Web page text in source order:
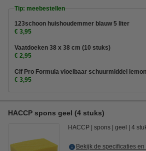
Tip: meebestellen
123schoon huishoudemmer blauw 5 liter
€ 3,95
Vaatdoeken 38 x 38 cm (10 stuks)
€ 2,95
Cif Pro Formula vloeibaar schuurmiddel
€ 3,95
HACCP spons geel (4 stuks)
HACCP spons geel 4
Bekijk de specificaties